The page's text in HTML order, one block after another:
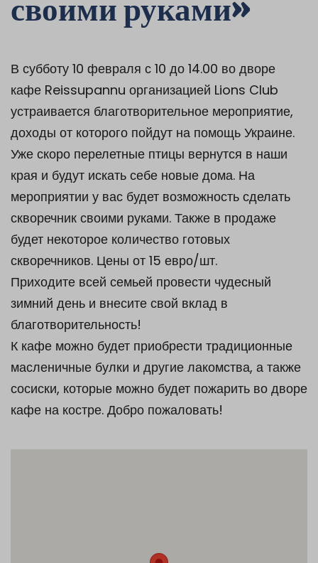
своими руками»
В субботу 10 февраля с 10 до 14.00 во дворе
кафе Reissupannu организацией Lions Club
устраивается благотворительное мероприятие,
доходы от которого пойдут на помощь Украине.
Уже скоро перелетные птицы вернутся в наши
края и будут искать себе новые дома. На
мероприятии у вас будет возможность сделать
скворечник своими руками. Также в продаже
будет некоторое количество готовых
скворечников. Цены от 15 евро/шт.
Приходите всей семьей провести чудесный
зимний день и внесите свой вклад в
благотворительность!
К кафе можно будет приобрести традиционные
масленичные булки и другие лакомства, а также
сосиски, которые можно будет пожарить во дворе
кафе на костре. Добро пожаловать!